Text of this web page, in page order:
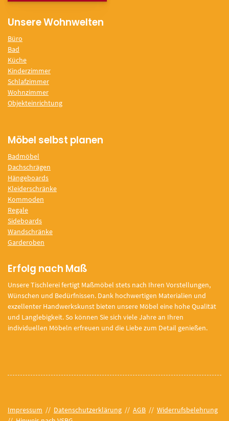
Unsere Wohnwelten
Büro
Bad
Küche
Kinderzimmer
Schlafzimmer
Wohnzimmer
Objekteinrichtung
Möbel selbst planen
Badmöbel
Dachschrägen
Hängeboards
Kleiderschränke
Kommoden
Regale
Sideboards
Wandschränke
Garderoben
Erfolg nach Maß
Unsere Tischlerei fertigt Maßmöbel stets nach Ihren Vorstellungen,
Wünschen und Bedürfnissen. Dank hochwertigen Materialien und
exzellenter Handwerkskunst bieten unsere Möbel eine hohe Qualität
und Langlebigkeit. So können Sie sich viele Jahre an Ihren
individuellen Möbeln erfreuen und die Liebe zum Detail genießen.
Impressum // Datenschutzerklärung // AGB // Widerrufsbelehrung